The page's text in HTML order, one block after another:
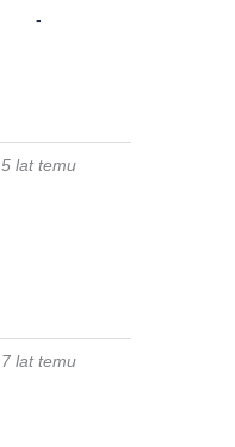
-
5 lat temu
7 lat temu